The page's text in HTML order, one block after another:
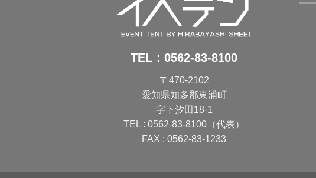
TEL：0562-83-8100
〒470-2102
愛知県知多郡東浦町
字下汐田18-1
TEL : 0562-83-8100（代表）
FAX : 0562-83-1233